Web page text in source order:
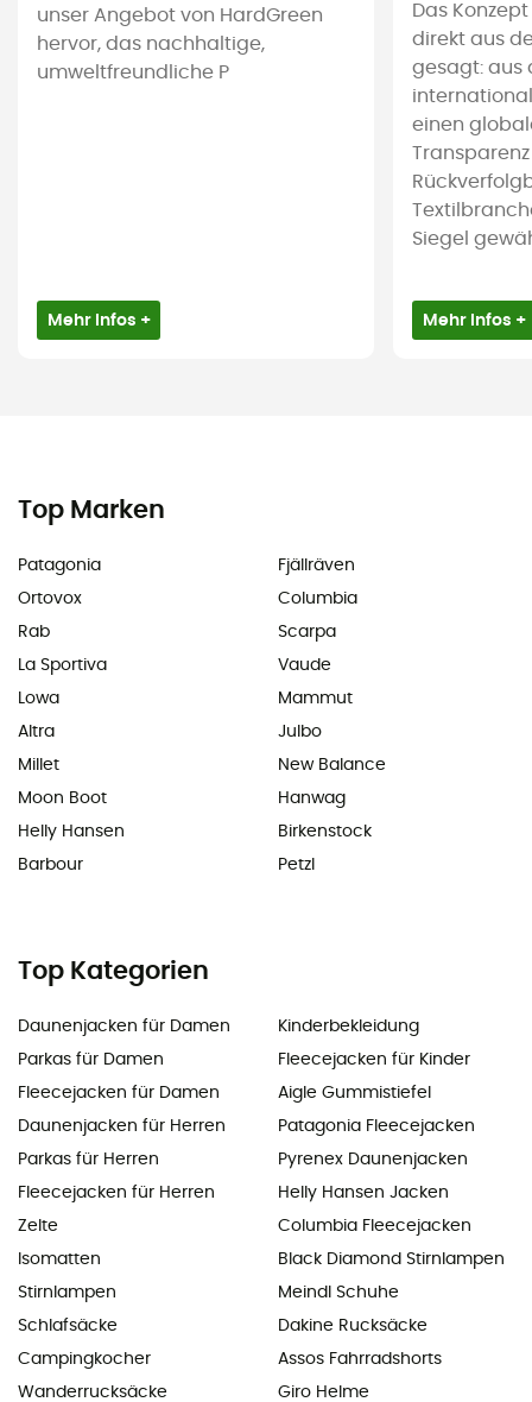
unser Angebot von HardGreen
hervor, das nachhaltige,
umweltfreundliche P
Mehr Infos +
Das
direkt aus
gesagt: aus
einen
Siegel
Mehr Infos +
Top Marken
Patagonia
Ortovox
Rab
La Sportiva
Lowa
Altra
Millet
Moon Boot
Helly Hansen
Barbour
Fjällräven
Columbia
Scarpa
Vaude
Mammut
Julbo
New Balance
Hanwag
Birkenstock
Petzl
Top Kategorien
Daunenjacken für Damen
Parkas für Damen
Fleecejacken für Damen
Daunenjacken für Herren
Parkas für Herren
Fleecejacken für Herren
Zelte
Isomatten
Stirnlampen
Schlafsäcke
Campingkocher
Wanderrucksäcke
Kinderbekleidung
Fleecejacken für Kinder
Aigle Gummistiefel
Patagonia Fleecejacken
Pyrenex Daunenjacken
Helly Hansen Jacken
Columbia Fleecejacken
Black Diamond Stirnlampen
Meindl Schuhe
Dakine Rucksäcke
Assos Fahrradshorts
Giro Helme